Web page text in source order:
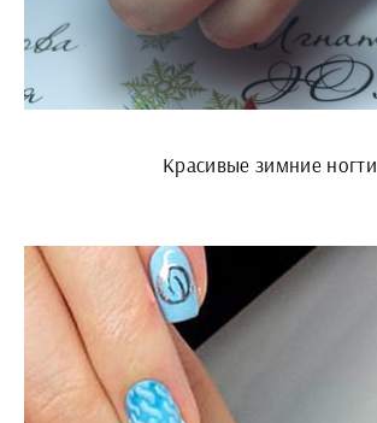
Красивые зимние ногти